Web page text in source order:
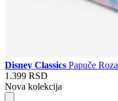
Disney Classics Papuče Roza
1.399 RSD
Nova kolekcija